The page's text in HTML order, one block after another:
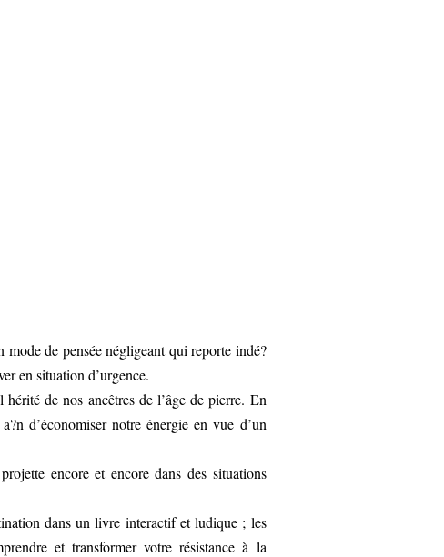
de pensée négligeant qui reporte indé?
en situation d’urgence.
de nos ancêtres de l’âge de pierre. En
d’économiser notre énergie en vue d’un
encore et encore dans des situations
dans un livre interactif et ludique ; les
et transformer votre résistance à la